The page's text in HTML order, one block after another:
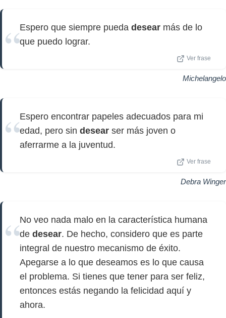
Espero que siempre pueda desear más de lo
que puedo lograr.
Ver frase
Michelangelo
Espero encontrar papeles adecuados para mi
edad, pero sin desear ser más joven o
aferrarme a la juventud.
Ver frase
Debra Winger
No veo nada malo en la característica humana
de desear. De hecho, considero que es parte
integral de nuestro mecanismo de éxito.
Apegarse a lo que deseamos es lo que causa
el problema. Si tienes que tener para ser feliz,
entonces estás negando la felicidad aquí y
ahora.